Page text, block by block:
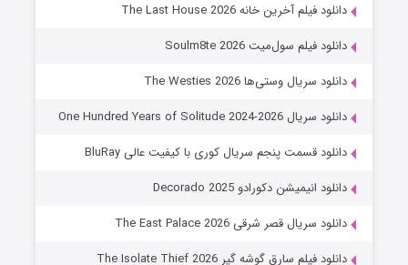
قسمت۲ (زیرنویس)
دانلود فیلم آخرین خانه The Last House 2026
دانلود فیلم سول‌میت Soulm8te 2026
دانلود سریال وستی‌ها The Westies 2026
دانلود سریال One Hundred Years of Solitude 2024-2026
دانلود قسمت پنجم سریال کوری با کیفیت عالی BluRay
دانلود انیمیشن دکورادو Decorado 2025
دانلود سریال قصر شرقی The East Palace 2026
دانلود فیلم سارق گوشه گیر The Isolate Thief 2026